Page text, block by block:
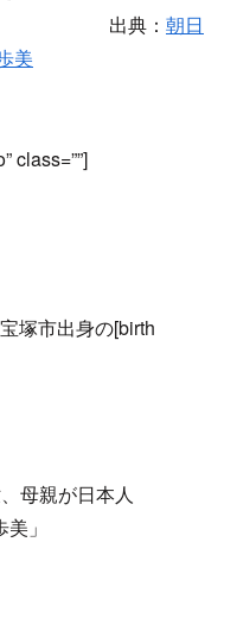
出典： 朝日
美
class=””]
塚市出身の[birth
母親が日本人
」